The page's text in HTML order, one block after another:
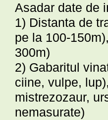
Asadar date de
1) Distanta de
pe la 100-
300m)
2) Gabaritul
ciine, vulpe,
mistrezozaur,
nemasurate)